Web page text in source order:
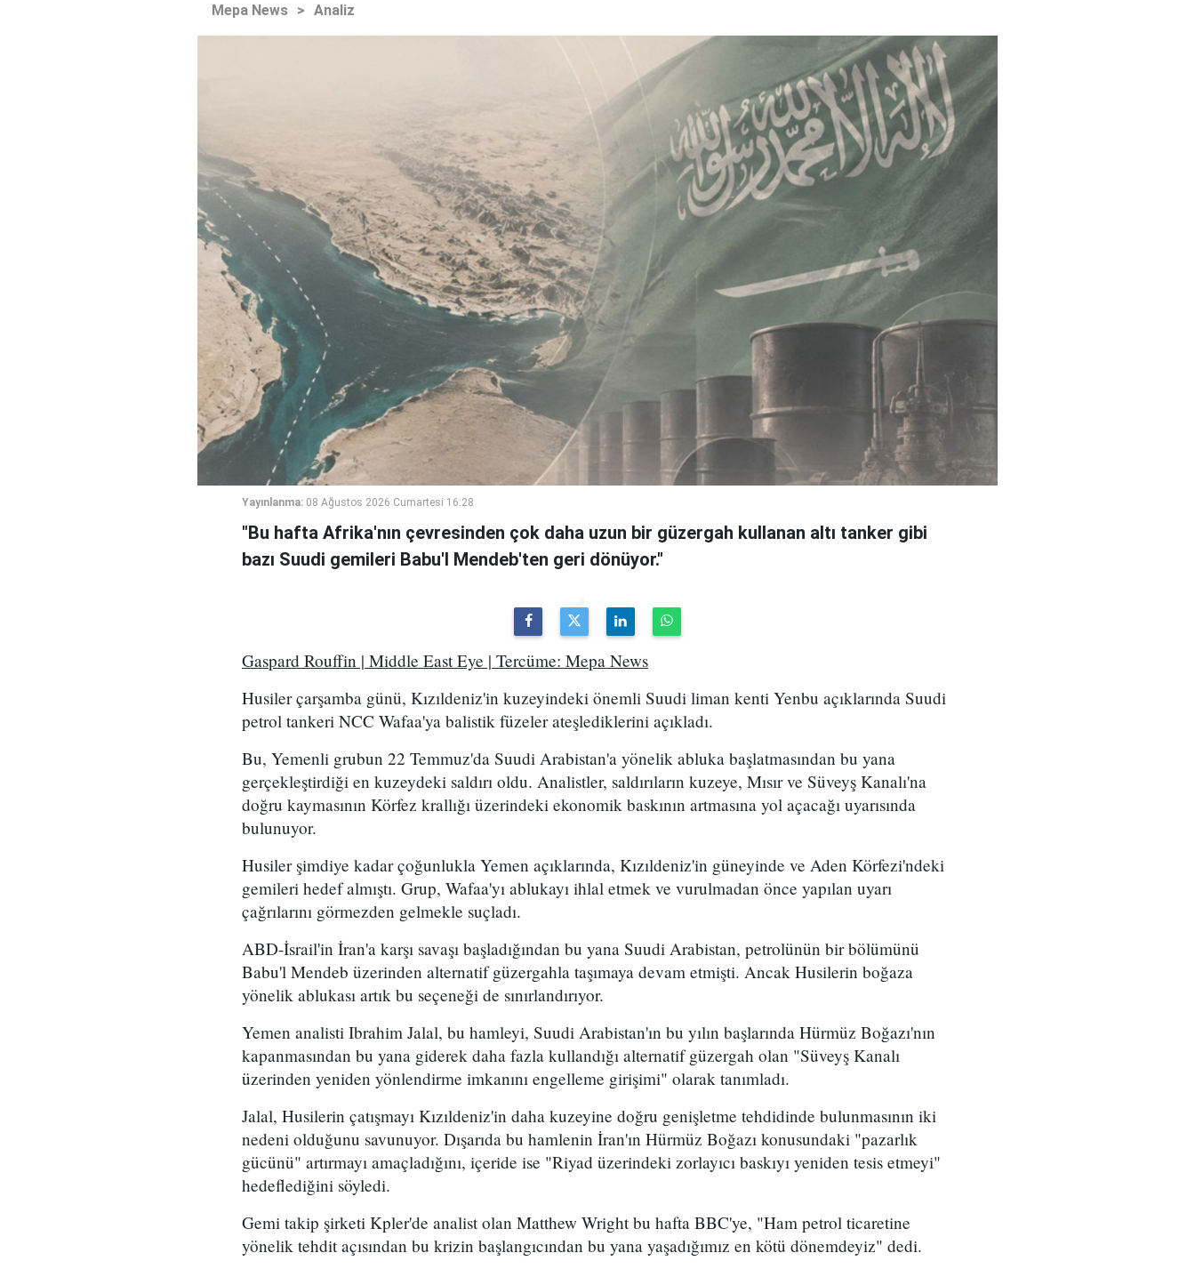
Mepa News > Analiz
Yayınlanma: 08 Ağustos 2026 Cumartesi 16:28
"Bu hafta Afrika'nın çevresinden çok daha uzun bir güzergah kullanan altı tanker gibi
bazı Suudi gemileri Babu'l Mendeb'ten geri dönüyor."
Gaspard Rouffin | Middle East Eye | Tercüme: Mepa News
Husiler çarşamba günü, Kızıldeniz'in kuzeyindeki önemli Suudi liman kenti Yenbu açıklarında Suudi
petrol tankeri NCC Wafaa'ya balistik füzeler ateşlediklerini açıkladı.
Bu, Yemenli grubun 22 Temmuz'da Suudi Arabistan'a yönelik abluka başlatmasından bu yana
gerçekleştirdiği en kuzeydeki saldırı oldu. Analistler, saldırıların kuzeye, Mısır ve Süveyş Kanalı'na
doğru kaymasının Körfez krallığı üzerindeki ekonomik baskının artmasına yol açacağı uyarısında
bulunuyor.
Husiler şimdiye kadar çoğunlukla Yemen açıklarında, Kızıldeniz'in güneyinde ve Aden Körfezi'ndeki
gemileri hedef almıştı. Grup, Wafaa'yı ablukayı ihlal etmek ve vurulmadan önce yapılan uyarı
çağrılarını görmezden gelmekle suçladı.
ABD-İsrail'in İran'a karşı savaşı başladığından bu yana Suudi Arabistan, petrolünün bir bölümünü
Babu'l Mendeb üzerinden alternatif güzergahla taşımaya devam etmişti. Ancak Husilerin boğaza
yönelik ablukası artık bu seçeneği de sınırlandırıyor.
Yemen analisti Ibrahim Jalal, bu hamleyi, Suudi Arabistan'ın bu yılın başlarında Hürmüz Boğazı'nın
kapanmasından bu yana giderek daha fazla kullandığı alternatif güzergah olan "Süveyş Kanalı
üzerinden yeniden yönlendirme imkanını engelleme girişimi" olarak tanımladı.
Jalal, Husilerin çatışmayı Kızıldeniz'in daha kuzeyine doğru genişletme tehdidinde bulunmasının iki
nedeni olduğunu savunuyor. Dışarıda bu hamlenin İran'ın Hürmüz Boğazı konusundaki "pazarlık
gücünü" artırmayı amaçladığını, içeride ise "Riyad üzerindeki zorlayıcı baskıyı yeniden tesis etmeyi"
hedeflediğini söyledi.
Gemi takip şirketi Kpler'de analist olan Matthew Wright bu hafta BBC'ye, "Ham petrol ticaretine
yönelik tehdit açısından bu krizin başlangıcından bu yana yaşadığımız en kötü dönemdeyiz" dedi.